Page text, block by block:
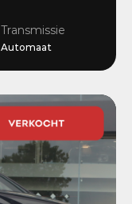
Transmissie
Automaat